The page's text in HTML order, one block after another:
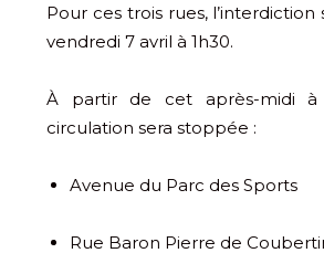
Pour ces trois rues,
vendredi 7 avril à 1h30.
À partir de cet après-midi à
circulation sera stoppée :
Avenue du Parc des Sports
Rue Baron Pierre de